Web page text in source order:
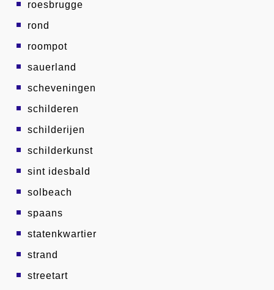
roesbrugge
rond
roompot
sauerland
scheveningen
schilderen
schilderijen
schilderkunst
sint idesbald
solbeach
spaans
statenkwartier
strand
streetart